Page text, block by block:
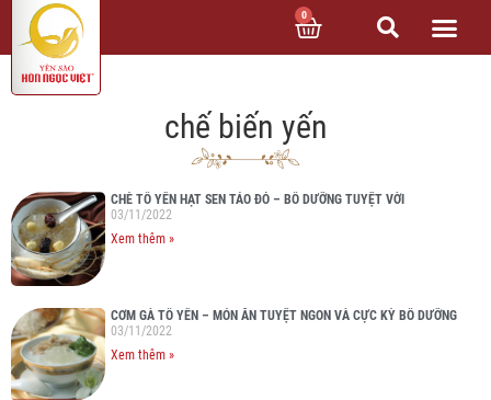
0
chế biến yến
CHÈ TỔ YẾN HẠT SEN TÁO ĐỎ – BỔ DƯỠNG TUYỆT VỜI
03/11/2022
Xem thêm »
CƠM GÀ TỔ YẾN – MÓN ĂN TUYỆT NGON VÀ CỰC KỲ BỔ DƯỠNG
03/11/2022
Xem thêm »